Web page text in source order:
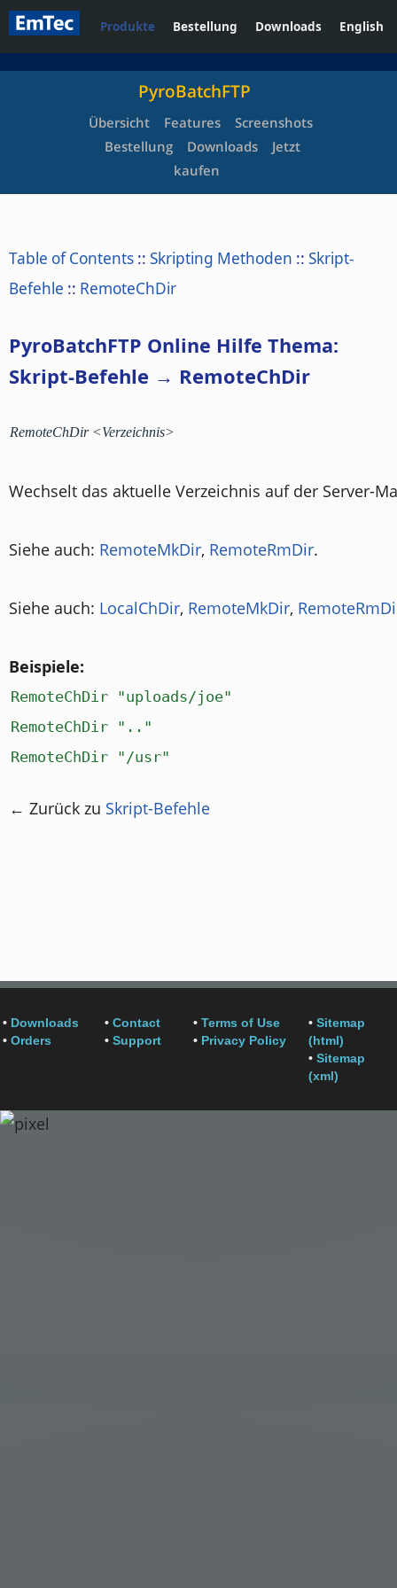
Produkte Bestellung Downloads English
PyroBatchFTP
Übersicht Features
Screenshots
Bestellung
Downloads
Jetzt
kaufen
Table of Contents :: Skripting Methoden :: Skript-
Befehle :: RemoteChDir
PyroBatchFTP Online Hilfe Thema:
Skript-Befehle → RemoteChDir
RemoteChDir <Verzeichnis>
Wechselt das aktuelle Verzeichnis auf der Server-
Siehe auch: RemoteMkDir, RemoteRmDir.
Siehe auch: LocalChDir, RemoteMkDir,
Beispiele:
RemoteChDir "uploads/joe"
RemoteChDir ".."
RemoteChDir "/usr"
← Zurück zu Skript-Befehle
• Downloads
• Orders
• Contact
• Support
• Terms of Use
• Privacy Policy
• Sitemap
(html)
• Sitemap
(xml)